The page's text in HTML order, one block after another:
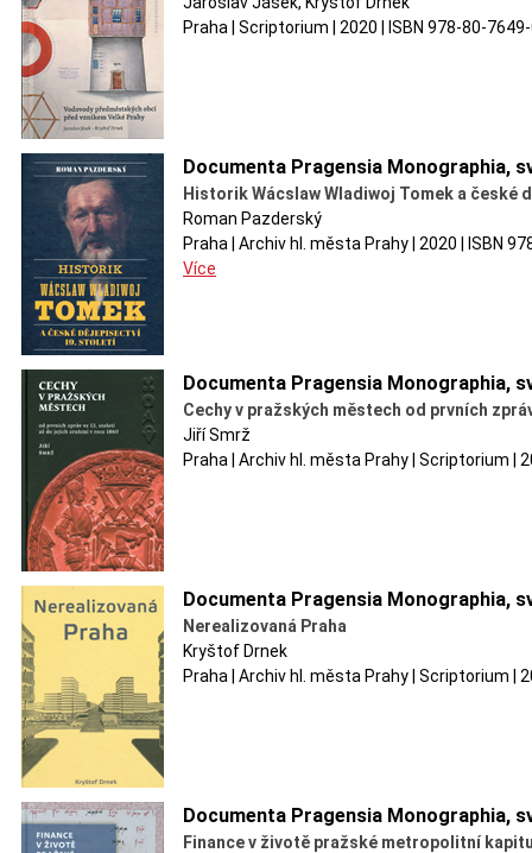
Praha | Scriptorium | 2020 | ISBN 978-80-7649-
Documenta Pragensia Monographia,
Historik Wácslaw Wladiwoj Tomek a české
Roman Pazderský
Praha | Archiv hl. města Prahy | 2020 | ISBN
Více
Documenta Pragensia Monographia,
Cechy v pražských městech od prvních
Jiří Smrž
Praha | Archiv hl. města Prahy | Scriptorium |
Documenta Pragensia Monographia,
Nerealizovaná Praha
Kryštof Drnek
Praha | Archiv hl. města Prahy | Scriptorium |
Documenta Pragensia Monographia,
Finance v životě pražské metropolitní